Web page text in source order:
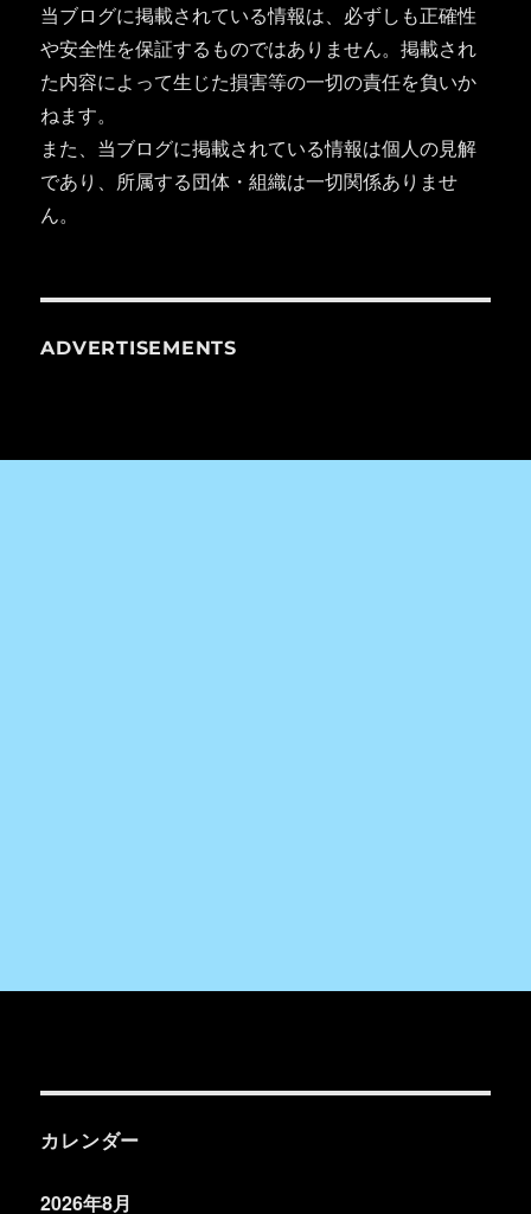
当ブログに掲載されている情報は、必ずしも正確性
や安全性を保証するものではありません。掲載され
た内容によって生じた損害等の一切の責任を負いか
ねます。
また、当ブログに掲載されている情報は個人の見解
であり、所属する団体・組織は一切関係ありませ
ん。
ADVERTISEMENTS
カレンダー
2026年8月